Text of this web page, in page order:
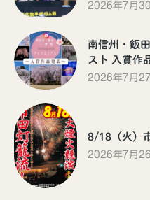
2026年7月
南信州・飯
スト 入賞作
2026年7月
8/18（火）
2026年7月